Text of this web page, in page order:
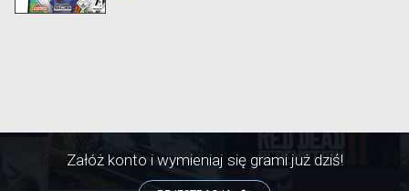
Załóż konto i wymieniaj się grami już dziś!